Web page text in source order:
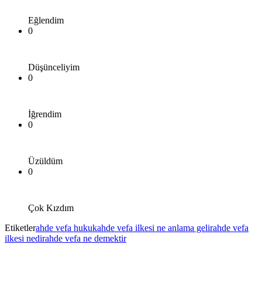
Eğlendim
0
Düşünceliyim
0
İğrendim
0
Üzüldüm
0
Çok Kızdım
Etiketlerahde vefa hukukahde vefa ilkesi ne anlama gelirahde vefa
ilkesi nedirahde vefa ne demektir